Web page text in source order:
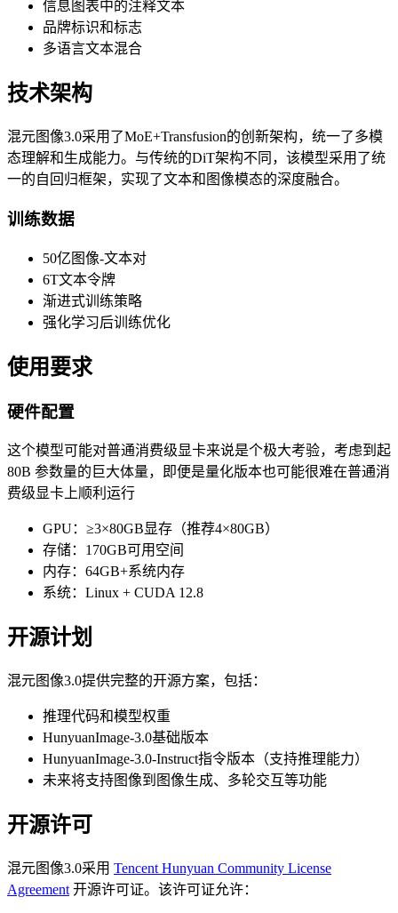
信息图表中的注释文本
品牌标识和标志
多语言文本混合
技术架构
混元图像3.0采用了MoE+Transfusion的创新架构，统一了多模
态理解和生成能力。与传统的DiT架构不同，该模型采用了统
一的自回归框架，实现了文本和图像模态的深度融合。
训练数据
50亿图像-文本对
6T文本令牌
渐进式训练策略
强化学习后训练优化
使用要求
硬件配置
这个模型可能对普通消费级显卡来说是个极大考验，考虑到起
80B 参数量的巨大体量，即便是量化版本也可能很难在普通消
费级显卡上顺利运行
GPU：≥3×80GB显存（推荐4×80GB）
存储：170GB可用空间
内存：64GB+系统内存
系统：Linux + CUDA 12.8
开源计划
混元图像3.0提供完整的开源方案，包括：
推理代码和模型权重
HunyuanImage-3.0基础版本
HunyuanImage-3.0-Instruct指令版本（支持推理能力）
未来将支持图像到图像生成、多轮交互等功能
开源许可
混元图像3.0采用 Tencent Hunyuan Community License
Agreement 开源许可证。该许可证允许：